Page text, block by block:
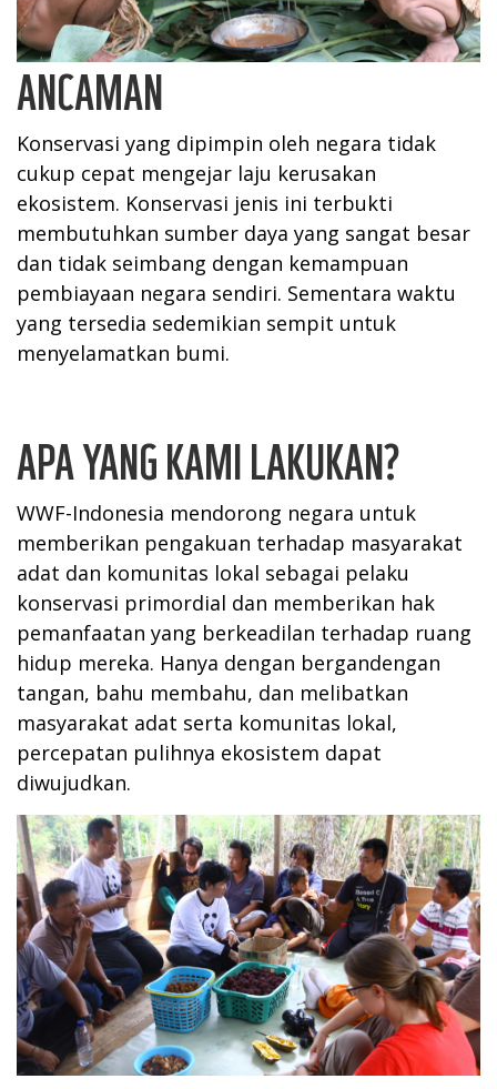
ANCAMAN
Konservasi yang dipimpin oleh negara tidak
cukup cepat mengejar laju kerusakan
ekosistem. Konservasi jenis ini terbukti
membutuhkan sumber daya yang sangat besar
dan tidak seimbang dengan kemampuan
pembiayaan negara sendiri. Sementara waktu
yang tersedia sedemikian sempit untuk
menyelamatkan bumi.
APA YANG KAMI LAKUKAN?
WWF-Indonesia mendorong negara untuk
memberikan pengakuan terhadap masyarakat
adat dan komunitas lokal sebagai pelaku
konservasi primordial dan memberikan hak
pemanfaatan yang berkeadilan terhadap ruang
hidup mereka. Hanya dengan bergandengan
tangan, bahu membahu, dan melibatkan
masyarakat adat serta komunitas lokal,
percepatan pulihnya ekosistem dapat
diwujudkan.